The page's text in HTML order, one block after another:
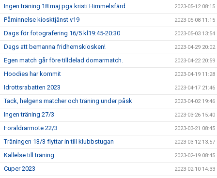
Ingen träning 18 maj pga kristi Himmelsfärd 2023-05-12 08:15
Påminnelse kiosktjänst v19 2023-05-08 11:15
Dags för fotografering 16/5 kl19:45-20:30 2023-05-03 13:54
Dags att bemanna fridhemskiosken! 2023-04-29 20:02
Egen match går före tilldelad domarmatch. 2023-04-22 20:59
Hoodies har kommit 2023-04-19 11:28
Idrottsrabatten 2023 2023-04-17 21:46
Tack, helgens matcher och träning under påsk 2023-04-02 19:46
Ingen träning 27/3 2023-03-26 15:40
Föräldrarmöte 22/3 2023-03-21 08:45
Träningen 13/3 flyttar in till klubbstugan 2023-03-12 13:57
Kallelse till träning 2023-02-19 08:45
Cuper 2023 2023-02-10 14:33